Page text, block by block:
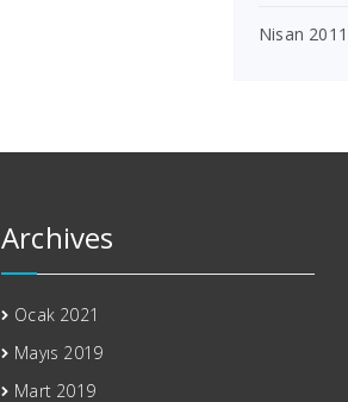
Nisan 2011
Archives
Ocak 2021
Mayıs 2019
Mart 2019